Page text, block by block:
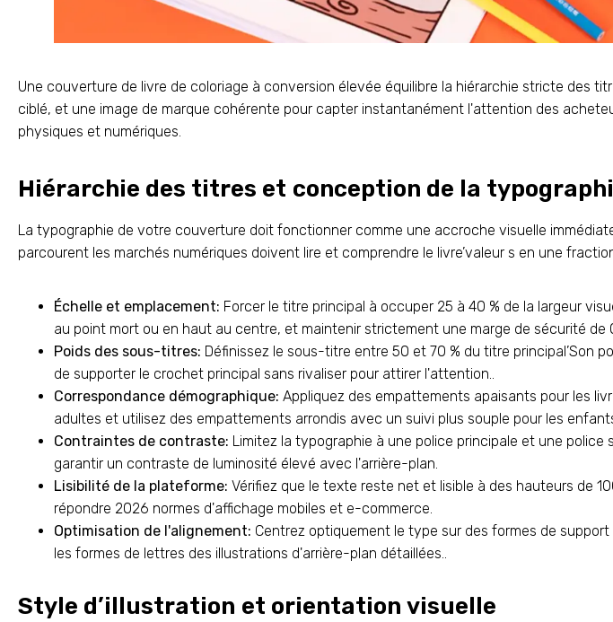
Une couverture de livre de coloriage à conversion élevée équilibre la hiérarchie stricte des
ciblé, et une image de marque cohérente pour capter instantanément l'attention des
physiques et numériques.
Hiérarchie des titres et conception de la
La typographie de votre couverture doit fonctionner comme une accroche visuelle
parcourent les marchés numériques doivent lire et comprendre le livre’valeur s en une
Échelle et emplacement: Forcer le titre principal à occuper 25 à 40 % de la largeur
au point mort ou en haut au centre, et maintenir strictement une marge de sécurité de
Poids des sous-titres: Définissez le sous-titre entre 50 et 70 % du titre principal’Son
de supporter le crochet principal sans rivaliser pour attirer l'attention..
Correspondance démographique: Appliquez des empattements apaisants pour les
adultes et utilisez des empattements arrondis avec un suivi plus souple pour les
Contraintes de contraste: Limitez la typographie à une police principale et une police
garantir un contraste de luminosité élevé avec l'arrière-plan.
Lisibilité de la plateforme: Vérifiez que le texte reste net et lisible à des hauteurs de
répondre 2026 normes d'affichage mobiles et e-commerce.
Optimisation de l'alignement: Centrez optiquement le type sur des formes de support
les formes de lettres des illustrations d'arrière-plan détaillées..
Style d’illustration et orientation visuelle